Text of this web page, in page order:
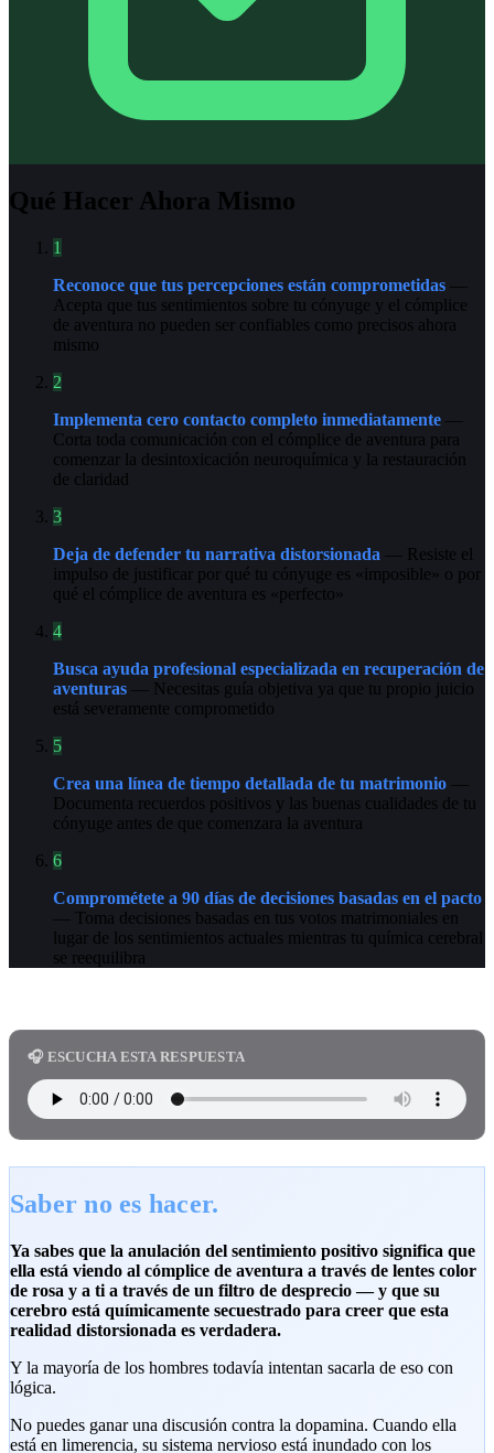
Qué Hacer Ahora Mismo
1
Reconoce que tus percepciones están comprometidas —
Acepta que tus sentimientos sobre tu cónyuge y el cómplice
de aventura no pueden ser confiables como precisos ahora
mismo
2
Implementa cero contacto completo inmediatamente —
Corta toda comunicación con el cómplice de aventura para
comenzar la desintoxicación neuroquímica y la restauración
de claridad
3
Deja de defender tu narrativa distorsionada — Resiste el
impulso de justificar por qué tu cónyuge es «imposible» o por
qué el cómplice de aventura es «perfecto»
4
Busca ayuda profesional especializada en recuperación de
aventuras — Necesitas guía objetiva ya que tu propio juicio
está severamente comprometido
5
Crea una línea de tiempo detallada de tu matrimonio —
Documenta recuerdos positivos y las buenas cualidades de tu
cónyuge antes de que comenzara la aventura
6
Comprométete a 90 días de decisiones basadas en el pacto
— Toma decisiones basadas en tus votos matrimoniales en
lugar de los sentimientos actuales mientras tu química cerebral
se reequilibra
🎧 ESCUCHA ESTA RESPUESTA
Saber no es hacer.
Ya sabes que la anulación del sentimiento positivo significa que
ella está viendo al cómplice de aventura a través de lentes color
de rosa y a ti a través de un filtro de desprecio — y que su
cerebro está químicamente secuestrado para creer que esta
realidad distorsionada es verdadera.
Y la mayoría de los hombres todavía intentan sacarla de eso con
lógica.
No puedes ganar una discusión contra la dopamina. Cuando ella
está en limerencia, su sistema nervioso está inundado con los